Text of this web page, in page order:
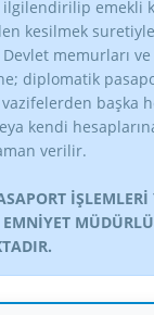
ilgilendirilip emekli
kesilmek
Devlet memurları
diplomatik
başka
kendi
verilir.
İŞLEMLERİ
EMNİYET